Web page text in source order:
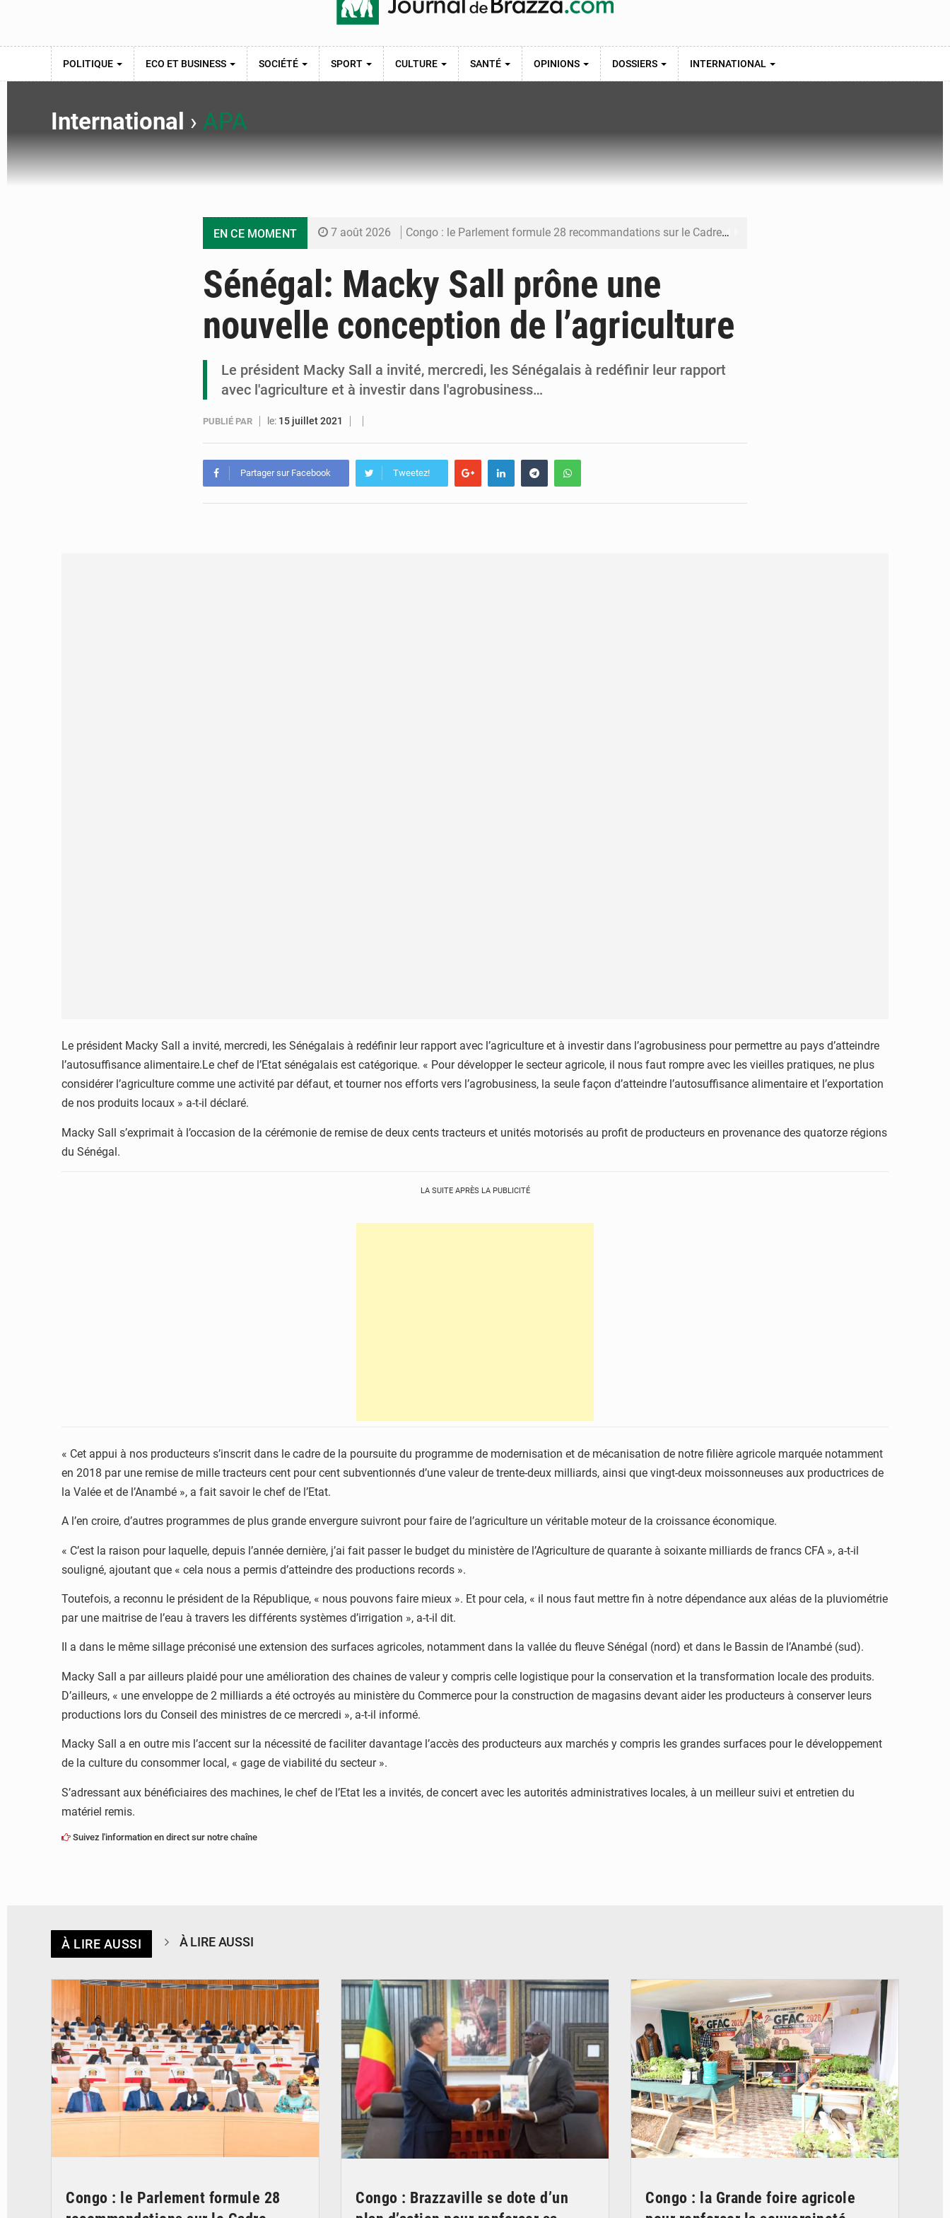
POLITIQUE ECO ET BUSINESS SOCIÉTÉ SPORT CULTURE SANTÉ OPINIONS DOSSIERS INTERNATIONAL
International › APA
EN CE MOMENT 7 août 2026 Congo : le Parlement formule 28 recommandations sur le Cadre budgétaire 2027-2029
7 août 2026 Congo : la Grande foire agricole pour renforcer la souveraineté alimentaire
7 août 2026 Congo-RDC : Brazzaville et Kinshasa renforcent leur coopération en faveur de la jeunesse
Sénégal: Macky Sall prône une
nouvelle conception de l’agriculture
Le président Macky Sall a invité, mercredi, les Sénégalais à redéfinir leur rapport
avec l'agriculture et à investir dans l'agrobusiness…
PUBLIÉ PAR le: 15 juillet 2021
Partager sur Facebook Tweetez!
Le président Macky Sall a invité, mercredi, les Sénégalais à redéfinir leur rapport avec l’agriculture et à investir dans l’agrobusiness pour permettre au pays d’atteindre
l’autosuffisance alimentaire.Le chef de l’Etat sénégalais est catégorique. « Pour développer le secteur agricole, il nous faut rompre avec les vieilles pratiques, ne plus
considérer l’agriculture comme une activité par défaut, et tourner nos efforts vers l’agrobusiness, la seule façon d’atteindre l’autosuffisance alimentaire et l’exportation
de nos produits locaux » a-t-il déclaré.
Macky Sall s’exprimait à l’occasion de la cérémonie de remise de deux cents tracteurs et unités motorisés au profit de producteurs en provenance des quatorze régions
du Sénégal.
LA SUITE APRÈS LA PUBLICITÉ
« Cet appui à nos producteurs s’inscrit dans le cadre de la poursuite du programme de modernisation et de mécanisation de notre filière agricole marquée notamment
en 2018 par une remise de mille tracteurs cent pour cent subventionnés d’une valeur de trente-deux milliards, ainsi que vingt-deux moissonneuses aux productrices de
la Valée et de l’Anambé », a fait savoir le chef de l’Etat.
A l’en croire, d’autres programmes de plus grande envergure suivront pour faire de l’agriculture un véritable moteur de la croissance économique.
« C’est la raison pour laquelle, depuis l’année dernière, j’ai fait passer le budget du ministère de l’Agriculture de quarante à soixante milliards de francs CFA », a-t-il
souligné, ajoutant que « cela nous a permis d’atteindre des productions records ».
Toutefois, a reconnu le président de la République, « nous pouvons faire mieux ». Et pour cela, « il nous faut mettre fin à notre dépendance aux aléas de la pluviométrie
par une maitrise de l’eau à travers les différents systèmes d’irrigation », a-t-il dit.
Il a dans le même sillage préconisé une extension des surfaces agricoles, notamment dans la vallée du fleuve Sénégal (nord) et dans le Bassin de l’Anambé (sud).
Macky Sall a par ailleurs plaidé pour une amélioration des chaines de valeur y compris celle logistique pour la conservation et la transformation locale des produits.
D’ailleurs, « une enveloppe de 2 milliards a été octroyés au ministère du Commerce pour la construction de magasins devant aider les producteurs à conserver leurs
productions lors du Conseil des ministres de ce mercredi », a-t-il informé.
Macky Sall a en outre mis l’accent sur la nécessité de faciliter davantage l’accès des producteurs aux marchés y compris les grandes surfaces pour le développement
de la culture du consommer local, « gage de viabilité du secteur ».
S’adressant aux bénéficiaires des machines, le chef de l’Etat les a invités, de concert avec les autorités administratives locales, à un meilleur suivi et entretien du
matériel remis.
Suivez l'information en direct sur notre chaîne
À LIRE AUSSI À LIRE AUSSI
Congo : le Parlement formule 28
Congo : Brazzaville se dote d’un
Congo : la Grande foire agricole